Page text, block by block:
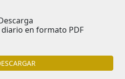
en formato PDF